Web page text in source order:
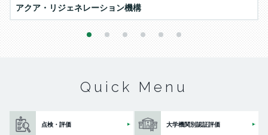
アクア・リジェネレーション機構
1 2 4 5
Quick Menu
点検・評価 大学機関別認証評価